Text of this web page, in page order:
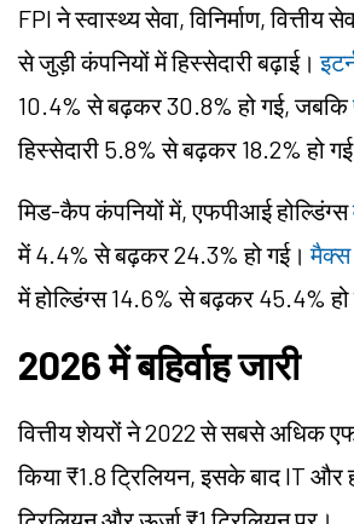
FPI ने स्वास्थ्य सेवा, विनिर्माण,
से जुड़ी कंपनियों में हिस्सेदारी बढ़ाई।
10.4% से बढ़कर 30.8% हो गई, जबकि
हिस्सेदारी 5.8% से बढ़कर 18.2% हो
मिड-कैप कंपनियों में, एफपीआई होल्डिंग्स
में 4.4% से बढ़कर 24.3% हो गई।मैक्स
में होल्डिंग्स 14.6% से बढ़कर 45.4% हो
2026 में बहिर्वाह जारी
वित्तीय शेयरों ने 2022 से सबसे अधिक
किया ₹1.8 ट्रिलियन, इसके बाद IT और